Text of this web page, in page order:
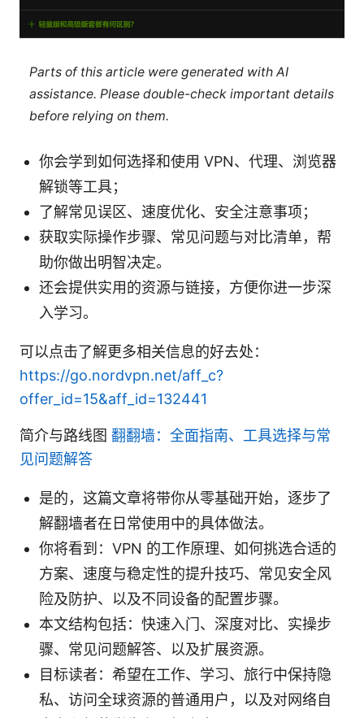
Parts of this article were generated with AI
assistance. Please double-check important details
before relying on them.
你会学到如何选择和使用 VPN、代理、浏览器
解锁等工具；
了解常见误区、速度优化、安全注意事项；
获取实际操作步骤、常见问题与对比清单，帮
助你做出明智决定。
还会提供实用的资源与链接，方便你进一步深
入学习。
可以点击了解更多相关信息的好去处：
https://go.nordvpn.net/aff_c?
offer_id=15&aff_id=132441
简介与路线图 翻翻墙：全面指南、工具选择与常
见问题解答
是的，这篇文章将带你从零基础开始，逐步了
解翻墙者在日常使用中的具体做法。
你将看到：VPN 的工作原理、如何挑选合适的
方案、速度与稳定性的提升技巧、常见安全风
险及防护、以及不同设备的配置步骤。
本文结构包括：快速入门、深度对比、实操步
骤、常见问题解答、以及扩展资源。
目标读者：希望在工作、学习、旅行中保持隐
私、访问全球资源的普通用户，以及对网络自